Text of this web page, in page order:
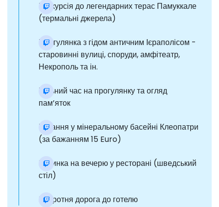
Екскурсія до легендарних терас Памуккале
(термальні джерела)
Прогулянка з гідом античним Ієраполісом -
старовинні вулиці, споруди, амфітеатр,
Некрополь та ін.
Вільний час на прогулянку та огляд
пам’яток
Купання у мінеральному басейні Клеопатри
(за бажанням 15 Euro)
Зупинка на вечерю у ресторані (шведський
стіл)
Зворотня дорога до готелю